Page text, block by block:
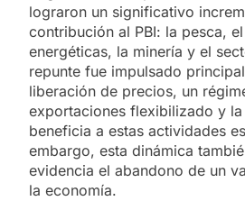
lograron un significativo
contribución al PBI: la pesca,
energéticas, la minería y el
repunte fue impulsado
liberación de precios, un
exportaciones flexibilizado y
beneficia a estas actividades
embargo, esta dinámica
evidencia el abandono de un
la economía.